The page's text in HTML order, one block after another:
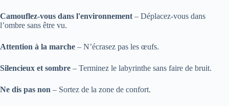
Camouflez-vous dans l'environnement – Déplacez-vous dans
l’ombre sans être vu.
Attention à la marche – N’écrasez pas les œufs.
Silencieux et sombre – Terminez le labyrinthe sans faire de bruit.
Ne dis pas non – Sortez de la zone de confort.